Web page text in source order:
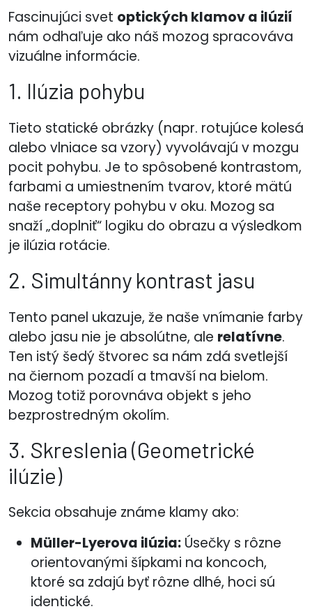
Fascinujúci svet optických klamov a ilúzií
nám odhaľuje ako náš mozog spracováva
vizuálne informácie.
1. Ilúzia pohybu
Tieto statické obrázky (napr. rotujúce kolesá
alebo vlniace sa vzory) vyvolávajú v mozgu
pocit pohybu. Je to spôsobené kontrastom,
farbami a umiestnením tvarov, ktoré mätú
naše receptory pohybu v oku. Mozog sa
snaží „doplniť“ logiku do obrazu a výsledkom
je ilúzia rotácie.
2. Simultánny kontrast jasu
Tento panel ukazuje, že naše vnímanie farby
alebo jasu nie je absolútne, ale relatívne.
Ten istý šedý štvorec sa nám zdá svetlejší
na čiernom pozadí a tmavší na bielom.
Mozog totiž porovnáva objekt s jeho
bezprostredným okolím.
3. Skreslenia (Geometrické
ilúzie)
Sekcia obsahuje známe klamy ako:
Müller-Lyerova ilúzia: Úsečky s rôzne
orientovanými šípkami na koncoch,
ktoré sa zdajú byť rôzne dlhé, hoci sú
identické.